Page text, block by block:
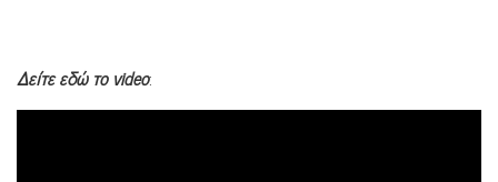
Δείτε εδώ τοvideo: